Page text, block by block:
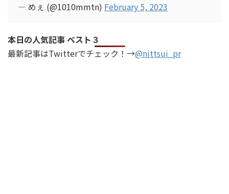
— めぇ (@1010mmtn) February 5, 2023
本日の人気記事 ベスト３
最新記事はTwitterでチェック！→@nittsui_pr